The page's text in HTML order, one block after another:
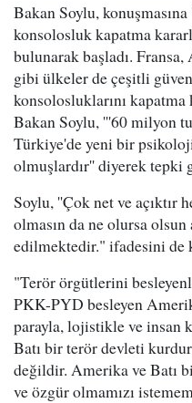
Bakan Soylu, konuşmasına
konsolosluk kapatma
bulunarak başladı.
gibi ülkeler de çeşitli
konsolosluklarını
Bakan Soylu, '''60 milyon
Türkiye'de yeni bir
olmuşlardır'' diyerek tepki
Soylu, ''Çok net ve açıktır
olmasın da ne olursa olsun
edilmektedir." ifadesini de
"Terör örgütlerini
PKK-PYD besleyen
parayla, lojistikle ve insan
Batı bir terör devleti
değildir. Amerika ve Batı
ve özgür olmamızı